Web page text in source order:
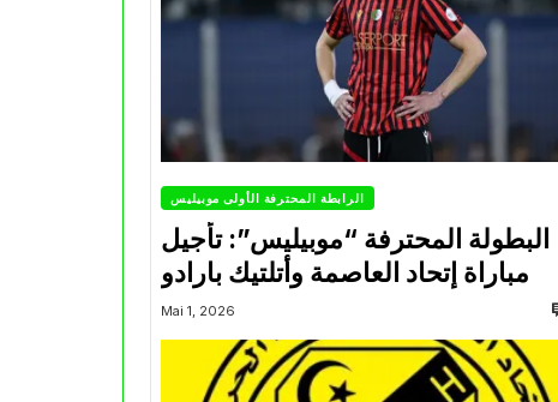
الرابطة المحترفة الأولى موبيليس
البطولة المحترفة “موبيليس”: تأجيل
مباراة إتحاد العاصمة وأتلتيك بارادو
Mai 1, 2026